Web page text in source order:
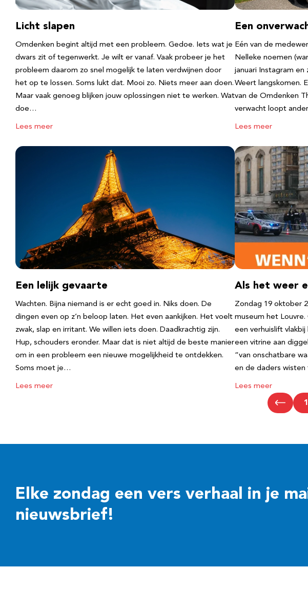
Licht slapen
Omdenken begint altijd met een probleem. Gedoe. Iets wat je
dwars zit of tegenwerkt. Je wilt er vanaf. Vaak probeer je het
probleem daarom zo snel mogelijk te laten verdwijnen door
het op te lossen. Soms lukt dat. Mooi zo. Niets meer aan doen.
Maar vaak genoeg blijken jouw oplossingen niet te werken. Wat
doe…
Lees meer
Een
Eén van de
Nelleke noemen
januari Instagram
Weert langskomen.
van de Omdenken
verwacht loopt
Lees meer
Een lelijk gevaarte
Wachten. Bijna niemand is er echt goed in. Niks doen. De
dingen even op z’n beloop laten. Het even aankijken. Het voelt
zwak, slap en irritant. We willen iets doen. Daadkrachtig zijn.
Hup, schouders eronder. Maar dat is niet altijd de beste manier
om in een probleem een nieuwe mogelijkheid te ontdekken.
Soms moet je…
Lees meer
Als het weer
Zondag 19 oktober
museum het
een verhuislift
een vitrine aan
“van onschatbare
en de daders
Lees meer
1
Elke zondag een vers verhaal in je
nieuwsbrief!